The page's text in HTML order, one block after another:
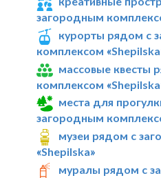
загородным
курорты рядом с
комплексом
массовые квесты
комплексом
места для
загородным
музеи рядом с
«Shepilska»
муралы рядом с